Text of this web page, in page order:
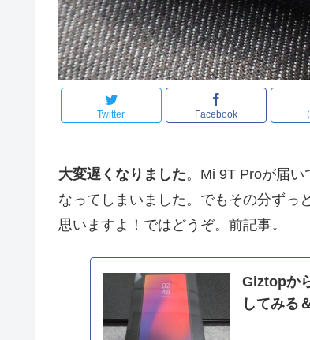
Twitter Facebook
大変遅くなりました。Mi 9T Proが届い
なってしまいました。でもその分ずっ
思いますよ！ではどうぞ。前記事↓
Giztopか
してみる